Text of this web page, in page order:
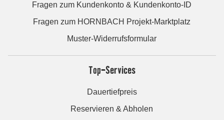
Fragen zum Kundenkonto & Kundenkonto-ID
Fragen zum HORNBACH Projekt-Marktplatz
Muster-Widerrufsformular
Top-Services
Dauertiefpreis
Reservieren & Abholen